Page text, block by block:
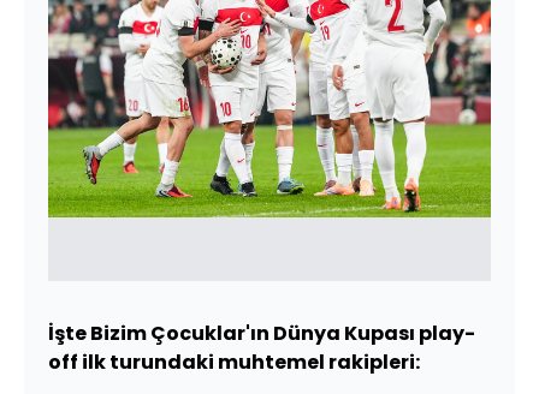
İşte Bizim Çocuklar'ın Dünya Kupası play-
off ilk turundaki muhtemel rakipleri: